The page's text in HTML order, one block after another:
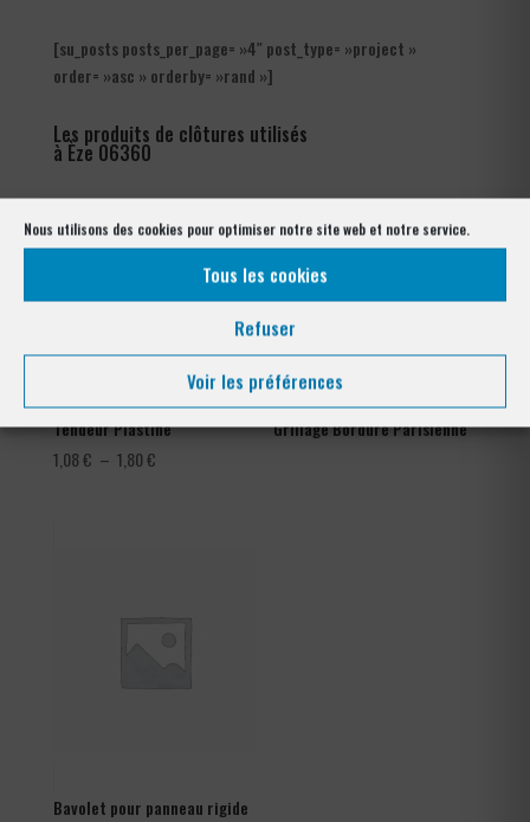
Nous utilisons des cookies pour optimiser notre site web et notre service.
Tous les cookies
Refuser
Voir les préférences
[su_posts posts_per_page= »4″ post_type= »project »
order= »asc » orderby= »rand »]
Les produits de clôtures utilisés
à Èze 06360
Tendeur Plastifié
1,08€ – 1,80€Plage
Grillage Bordure Parisienne
Bavolet pour panneau rigide